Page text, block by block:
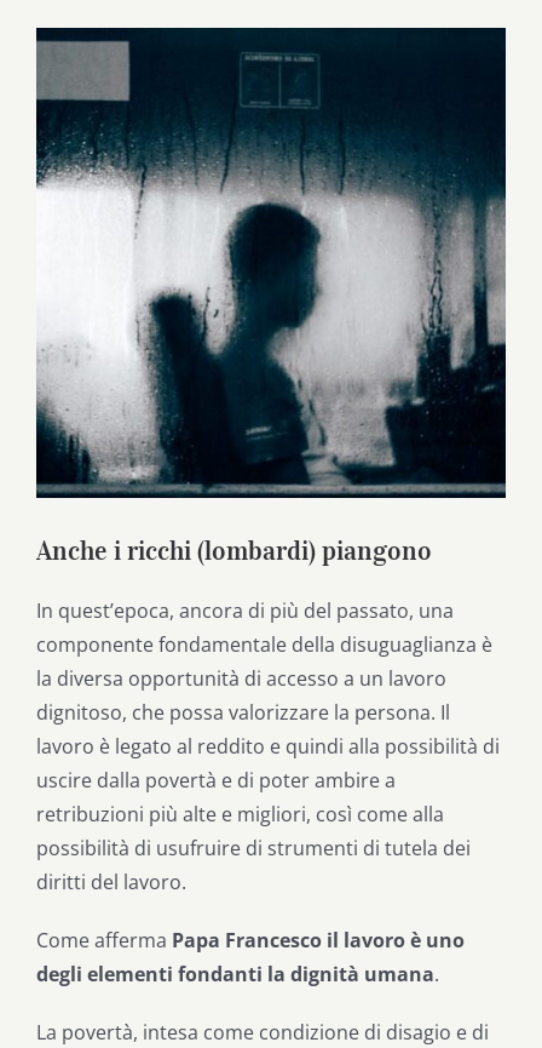
Ingrandisci
Anche i ricchi (lombardi) piangono
In quest’epoca, ancora di più del passato, una
componente fondamentale della disuguaglianza è
la diversa opportunità di accesso a un lavoro
dignitoso, che possa valorizzare la persona. Il
lavoro è legato al reddito e quindi alla possibilità di
uscire dalla povertà e di poter ambire a
retribuzioni più alte e migliori, così come alla
possibilità di usufruire di strumenti di tutela dei
diritti del lavoro.
Come afferma Papa Francesco il lavoro è uno
degli elementi fondanti la dignità umana.
La povertà, intesa come condizione di disagio e di